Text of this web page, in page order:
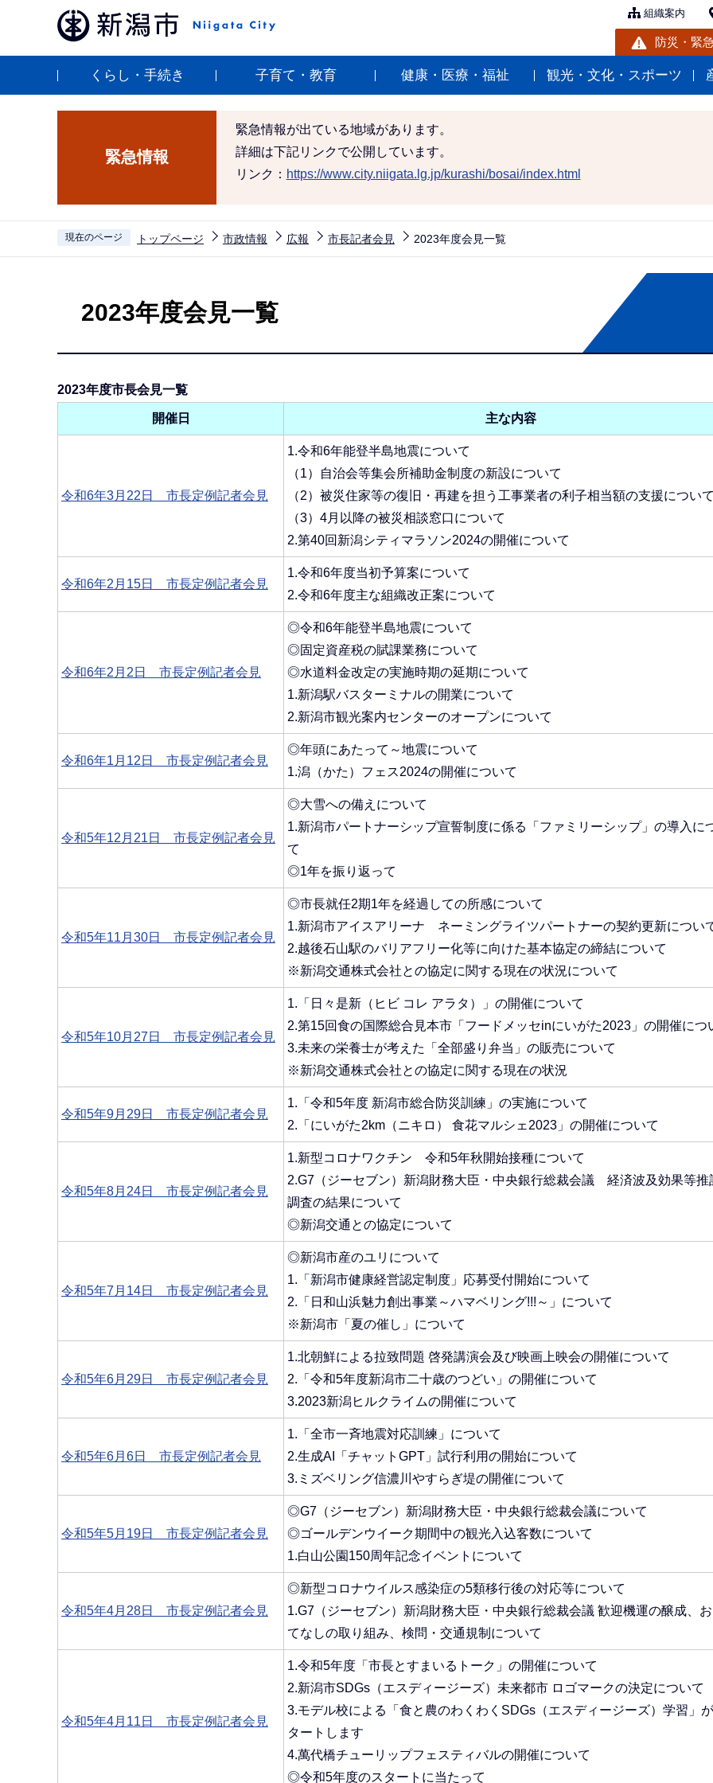
ペ
組織案内
防災・緊
くらし・手続き 子育て・教育 健康・医療・福祉 観光・文化・スポーツ
緊急情報
緊急情報が出ている地域があります。
詳細は下記リンクで公開しています。
リンク： https://www.city.niigata.lg.jp/kurashi/bosai/index.html
現在のページ トップページ 市政情報 広報 市長記者会見 2023年度会見一覧
2023年度会見一覧
2023年度市長会見一覧
開催日 主な内容
令和6年3月22日 市長定例記者会見
1.令和6年能登半島地震について
（1）自治会等集会所補助金制度の新設について
（2）被災住家等の復旧・再建を担う工事業者の利子相当額の支援について
（3）4月以降の被災相談窓口について
2.第40回新潟シティマラソン2024の開催について
令和6年2月15日 市長定例記者会見
1.令和6年度当初予算案について
2.令和6年度主な組織改正案について
令和6年2月2日 市長定例記者会見
◎令和6年能登半島地震について
◎固定資産税の賦課業務について
◎水道料金改定の実施時期の延期について
1.新潟駅バスターミナルの開業について
2.新潟市観光案内センターのオープンについて
令和6年1月12日 市長定例記者会見
◎年頭にあたって～地震について
1.潟（かた）フェス2024の開催について
令和5年12月21日 市長定例記者会見
◎大雪への備えについて
1.新潟市パートナーシップ宣誓制度に係る「ファミリーシップ」の導入に
て
◎1年を振り返って
令和5年11月30日 市長定例記者会見
◎市長就任2期1年を経過しての所感について
1.新潟市アイスアリーナ ネーミングライツパートナーの契約更新につい
2.越後石山駅のバリアフリー化等に向けた基本協定の締結について
※新潟交通株式会社との協定に関する現在の状況について
令和5年10月27日 市長定例記者会見
1.「日々是新（ヒビ コレ アラタ）」の開催について
2.第15回食の国際総合見本市「フードメッセinにいがた2023」の開催につ
3.未来の栄養士が考えた「全部盛り弁当」の販売について
※新潟交通株式会社との協定に関する現在の状況
令和5年9月29日 市長定例記者会見
1.「令和5年度 新潟市総合防災訓練」の実施について
2.「にいがた2km（ニキロ） 食花マルシェ2023」の開催について
令和5年8月24日 市長定例記者会見
1.新型コロナワクチン 令和5年秋開始接種について
2.G7（ジーセブン）新潟財務大臣・中央銀行総裁会議 経済波及効果等推
調査の結果について
◎新潟交通との協定について
令和5年7月14日 市長定例記者会見
◎新潟市産のユリについて
1.「新潟市健康経営認定制度」応募受付開始について
2.「日和山浜魅力創出事業～ハマベリング!!!～」について
※新潟市「夏の催し」について
令和5年6月29日 市長定例記者会見
1.北朝鮮による拉致問題 啓発講演会及び映画上映会の開催について
2.「令和5年度新潟市二十歳のつどい」の開催について
3.2023新潟ヒルクライムの開催について
令和5年6月6日 市長定例記者会見
1.「全市一斉地震対応訓練」について
2.生成AI「チャットGPT」試行利用の開始について
3.ミズベリング信濃川やすらぎ堤の開催について
令和5年5月19日 市長定例記者会見
◎G7（ジーセブン）新潟財務大臣・中央銀行総裁会議について
◎ゴールデンウイーク期間中の観光入込客数について
1.白山公園150周年記念イベントについて
令和5年4月28日 市長定例記者会見
◎新型コロナウイルス感染症の5類移行後の対応等について
1.G7（ジーセブン）新潟財務大臣・中央銀行総裁会議 歓迎機運の醸成、お
てなしの取り組み、検問・交通規制について
令和5年4月11日 市長定例記者会見
1.令和5年度「市長とすまいるトーク」の開催について
2.新潟市SDGs（エスディージーズ）未来都市 ロゴマークの決定について
3.モデル校による「食と農のわくわくSDGs（エスディージーズ）学習」
タートします
4.萬代橋チューリップフェスティバルの開催について
◎令和5年度のスタートに当たって